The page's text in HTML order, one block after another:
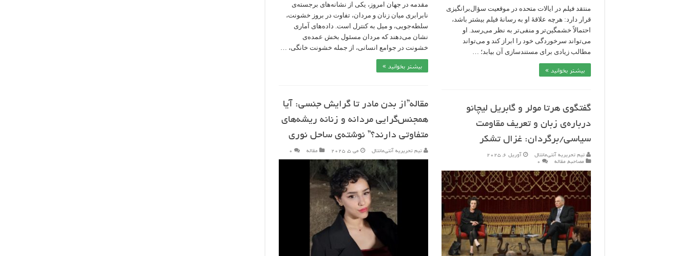
مقدمه در جهان امروز، یکی از نشانه‌های برجسته‌ی
نابرابری میان زنان و مردان، تفاوت در بروز خشونت،
سلطه‌جویی، و میل به کنترل است. داده‌های آماری
نشان می‌دهند که مردان مسئول بخش عمده‌ی
خشونت در جوامع انسانی، از جمله خشونت خانگی، …
بیشتر بخوانید »
منتقد فیلم در ایالات متحده در موقعیت سؤال‌برانگیزی
قرار دارد: هرچه علاقهٔ او به رسانهٔ فیلم بیشتر باشد،
احتمالاً خشمگین‌تر و منفی‌تر به نظر می‌رسد. او
می‌تواند سرخوردگی خود را ابراز کند و می‌تواند
مطالب زیادی برای مستندسازی آن بیابد؛ …
بیشتر بخوانید »
مقاله”از بدن مادر تا گرایش جنسی: آیا
همجنس‌گرایی مردانه و زنانه ریشه‌های
متفاوتی دارند؟” نوشته‌ی ساحل نوری
تیم تحریریه آنتی‌مانتال می 5, 2025 مقاله ۰
گفتگوی هرتا مولر و گابریل لیچانو
درباره‌ی زبان و تعریف مقاومت
سیاسی/برگردان: غزال تشکر
تیم تحریریه آنتی‌مانتال
آوریل 6, 2025
مصاحبه, مقاله ۰